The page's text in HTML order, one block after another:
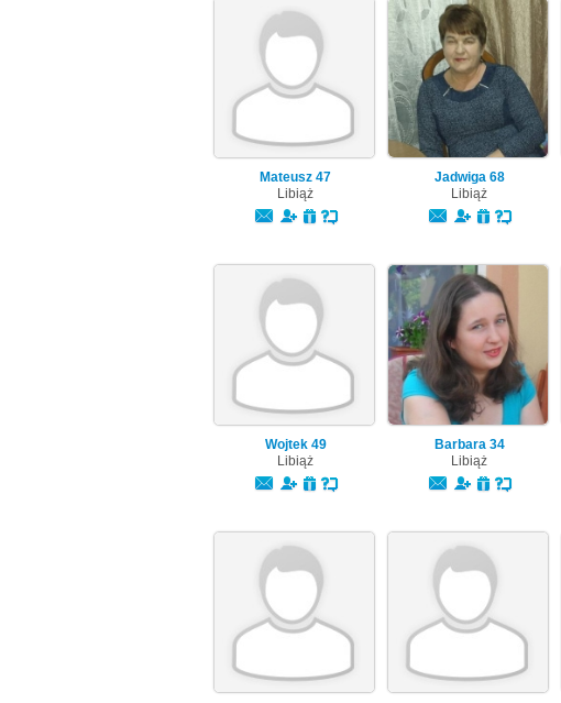
Mateusz 47
Libiąż
Jadwiga 68
Libiąż
Wojtek 49
Libiąż
Barbara 34
Libiąż